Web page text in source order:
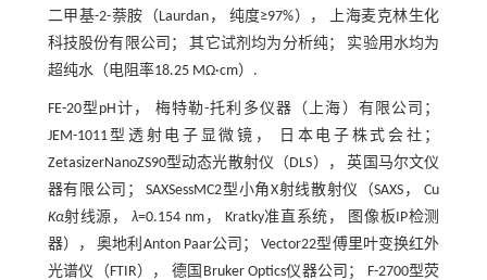
二甲基-2-萘胺（Laurdan， 纯度≥97%）， 上海麦克林生化
科技股份有限公司； 其它试剂均为分析纯； 实验用水均为
超纯水（电阻率18.25 MΩ·cm）.
FE-20型pH计， 梅特勒-托利多仪器（上海）有限公司；
JEM-1011型透射电子显微镜， 日本电子株式会社；
ZetasizerNanoZS90型动态光散射仪（DLS）， 英国马尔文仪
器有限公司； SAXSessMC2型小角X射线散射仪（SAXS， Cu
Kα射线源，λ=0.154 nm， Kratky准直系统， 图像板IP检测
器）， 奥地利Anton Paar公司； Vector22型傅里叶变换红外
光谱仪（FTIR）， 德国Bruker Optics仪器公司； F-2700型荧